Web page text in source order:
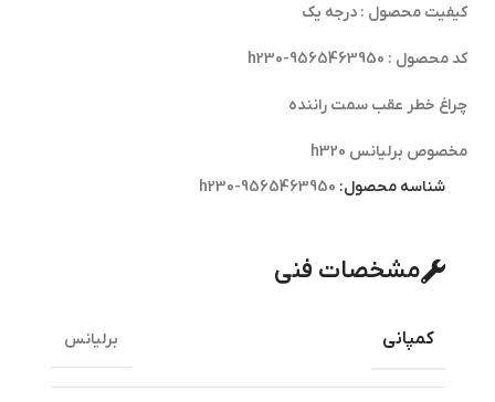
کیفیت محصول : درجه یک
کد محصول : h230-9565463950
چراغ خطر عقب سمت راننده
مخصوص برلیانس h320
شناسه محصول: h230-9565463950
مشخصات فنی
کمپانی برلیانس